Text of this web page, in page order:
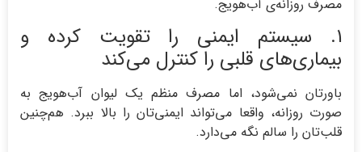
مصرف روزانه‌ی آب‌هویج.
۱. سیستم ایمنی را تقویت کرده و
بیماری‌های قلبی را کنترل می‌کند
باورتان نمی‌شود، اما مصرف منظم یک لیوان آب‌هویج به
صورت روزانه، واقعا می‌تواند ایمنی‌تان را بالا ببرد. هم‌چنین
قلب‌تان را سالم نگه می‌دارد.